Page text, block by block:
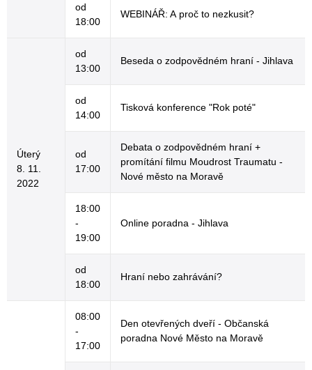
od
18:00
WEBINÁŘ: A proč to nezkusit?
Úterý
8. 11.
2022
od
13:00
Beseda o zodpovědném hraní - Jihlava
od
14:00
Tisková konference "Rok poté"
od
17:00
Debata o zodpovědném hraní +
promítání filmu Moudrost Traumatu -
Nové město na Moravě
18:00
-
19:00
Online poradna - Jihlava
od
18:00
Hraní nebo zahrávání?
08:00
-
17:00
Den otevřených dveří - Občanská
poradna Nové Město na Moravě